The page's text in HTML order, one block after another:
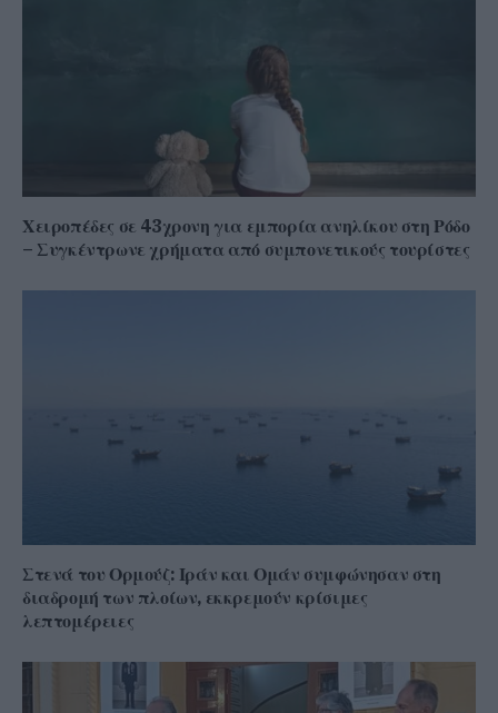
Χειροπέδες σε 43χρονη για εμπορία ανηλίκου στη Ρόδο
– Συγκέντρωνε χρήματα από συμπονετικούς τουρίστες
Στενά του Ορμούζ: Ιράν και Ομάν συμφώνησαν στη
διαδρομή των πλοίων, εκκρεμούν κρίσιμες
λεπτομέρειες